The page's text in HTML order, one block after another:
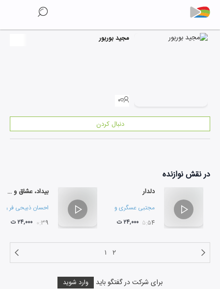
مجید بوربور
۰
دنبال کردن
در نقشنوازنده
دلدار
مجتبی عسگری و احسان ذبیحی فر
۰۵:۵۴ ۲۴,۰۰۰ ت
بیداد، عشاق و فرود
احسان ذبیحی فر و
۱۰:۳۹ ۲۴,۰۰۰ ت
۱ ۲
برای شرکت در گفتگو باید وارد شوید